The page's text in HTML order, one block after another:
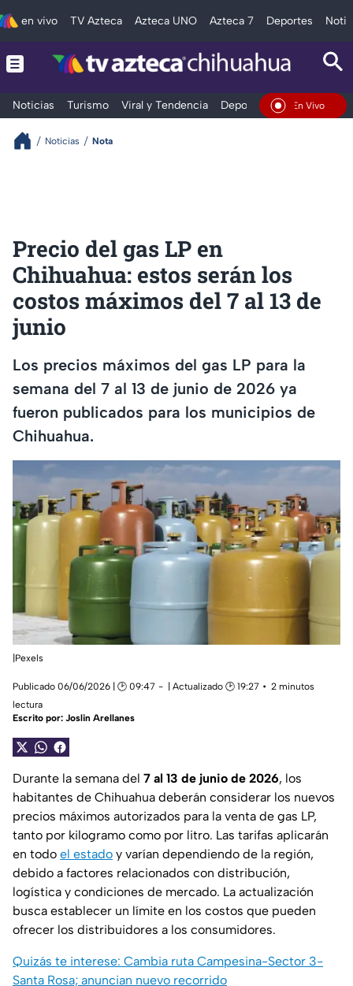
en vivo TV Azteca Azteca UNO Azteca 7 Deportes
Noticias Turismo Viral y Tendencia Deportes Espectáculos
En Vivo
Noticias Nota
Precio del gas LP en
Chihuahua: estos serán los
costos máximos del 7 al 13 de
junio
Los precios máximos del gas LP para la
semana del 7 al 13 de junio de 2026 ya
fueron publicados para los municipios de
Chihuahua.
|Pexels
Publicado 06/06/2026 | 🕑 09:47 | Actualizado 🕑 19:27
2 minutos
lectura
Escrito por: Joslin Arellanes
Durante la semana del 7 al 13 de junio de 2026, los
habitantes de Chihuahua deberán considerar los nuevos
precios máximos autorizados para la venta de gas LP,
tanto por kilogramo como por litro. Las tarifas aplicarán
en todo el estado y varían dependiendo de la región,
debido a factores relacionados con distribución,
logística y condiciones de mercado. La actualización
busca establecer un límite en los costos que pueden
ofrecer los distribuidores a los consumidores.
Quizás te interese: Cambia ruta Campesina-Sector 3-
Santa Rosa; anuncian nuevo recorrido